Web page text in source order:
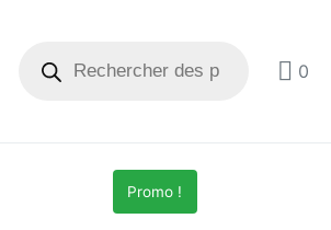
0
Promo !